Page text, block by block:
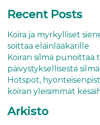
Recent Posts
Koira ja myrkylliset
soittaa eläinlääkärille
Koiran silmä punoittaa
päivystyksellisestä
Hotspot,
koiran yleisimmät
Arkisto